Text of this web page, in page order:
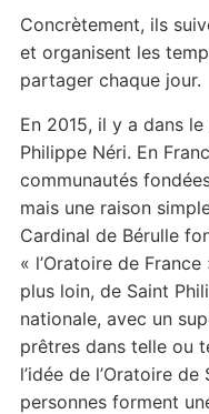
Concrètement, ils
et organisent les
partager chaque jour.
En 2015, il y a dans
Philippe Néri. En
communautés
mais une raison
Cardinal de Bérulle
« l’Oratoire de
plus loin, de Saint
nationale, avec un
prêtres dans telle ou
l’idée de l’Oratoire
personnes forment